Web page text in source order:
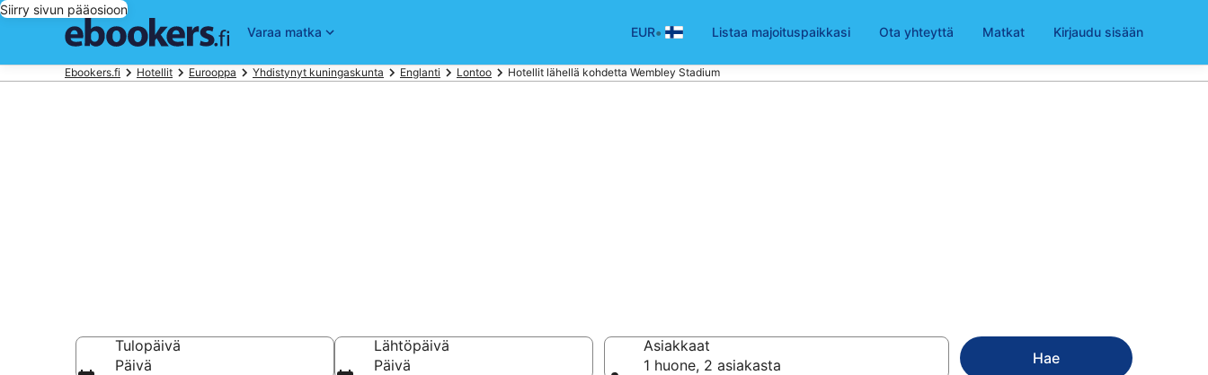
Siirry sivun pääosioon
Varaa matka
EUR• Listaa majoituspaikkasi Ota yhteyttä Matkat Kirjaudu sisään
Ebookers.fi Hotellit Eurooppa Yhdistynyt kuningaskunta Englanti Lontoo Hotellit lähellä kohdetta Wembley Stadium
Tulopäivä
Päivä
Lähtöpäivä
Päivä
Asiakkaat
1 huone, 2 asiakasta
Hae